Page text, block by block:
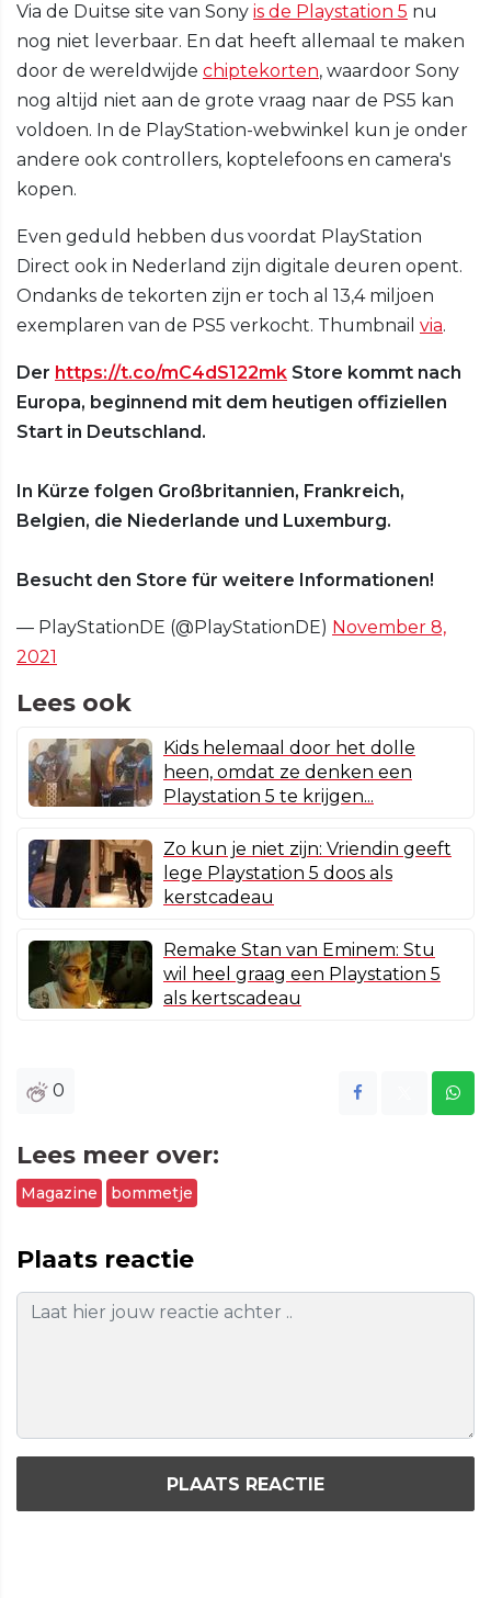
Via de Duitse site van Sony is de Playstation 5 nu
nog niet leverbaar. En dat heeft allemaal te maken
door de wereldwijde chiptekorten, waardoor Sony
nog altijd niet aan de grote vraag naar de PS5 kan
voldoen. In de PlayStation-webwinkel kun je onder
andere ook controllers, koptelefoons en camera's
kopen.
Even geduld hebben dus voordat PlayStation
Direct ook in Nederland zijn digitale deuren opent.
Ondanks de tekorten zijn er toch al 13,4 miljoen
exemplaren van de PS5 verkocht. Thumbnail via.
Der https://t.co/mC4dS122mk Store kommt nach
Europa, beginnend mit dem heutigen offiziellen
Start in Deutschland.
In Kürze folgen Großbritannien, Frankreich,
Belgien, die Niederlande und Luxemburg.
Besucht den Store für weitere Informationen!
— PlayStationDE (@PlayStationDE) November 8,
2021
Lees ook
Kids helemaal door het dolle
heen, omdat ze denken een
Playstation 5 te krijgen...
Zo kun je niet zijn: Vriendin geeft
lege Playstation 5 doos als
kerstcadeau
Remake Stan van Eminem: Stu
wil heel graag een Playstation 5
als kertscadeau
0
Lees meer over:
Magazine bommetje
Plaats reactie
PLAATS REACTIE